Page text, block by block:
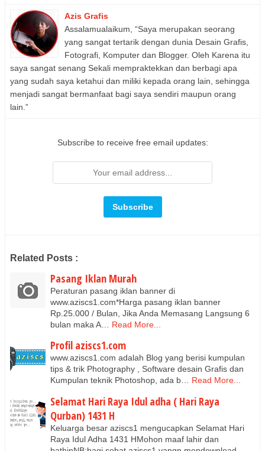
Azis Grafis
Assalamualaikum, “Saya merupakan seorang
yang sangat tertarik dengan dunia Desain Grafis,
Fotografi, Komputer dan Blogger. Oleh Karena itu
saya sangat senang Sekali mempraktekkan dan berbagi apa
yang sudah saya ketahui dan miliki kepada orang lain, sehingga
menjadi sangat bermanfaat bagi saya sendiri maupun orang
lain.”
Subscribe to receive free email updates:
Related Posts :
Pasang Iklan Murah
Peraturan pasang iklan banner di
www.aziscs1.com*Harga pasang iklan banner
Rp.25.000 / Bulan, Jika Anda Memasang Langsung 6
bulan maka A…
Read More...
Profil aziscs1.com
www.aziscs1.com adalah Blog yang berisi kumpulan
tips & trik Photography , Software desain Grafis dan
Kumpulan teknik Photoshop, ada b…
Read More...
Selamat Hari Raya Idul adha ( Hari Raya
Qurban) 1431 H
Keluarga besar aziscs1 mengucapkan Selamat Hari
Raya Idul Adha 1431 HMohon maaf lahir dan